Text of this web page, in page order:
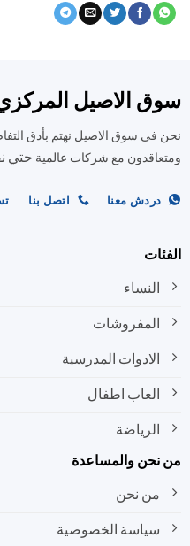
الاصيل المركزي
سوق الاصيل نهتم بأدق التفاصيل
مع شركات عالميةحتي نفي
دردش معنا اتصل بنا تسوق
النساء
المفروشات
الادوات المدرسية
العاب اطفال
الرياضة
والمساعدة
من نحن
سياسة الخصوصية